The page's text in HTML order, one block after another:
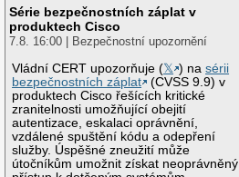
Série bezpečnostních záplat v
produktech Cisco
7.8. 16:00 | Bezpečnostní upozornění
Vládní CERT upozorňuje (𝕏 ) nasérii
bezpečnostních záplat
(CVSS 9.9) v
produktech Cisco řešících kritické
zranitelnosti umožňující obejití
autentizace, eskalaci oprávnění,
vzdálené spuštění kódu a odepření
služby. Úspěšné zneužití může
útočníkům umožnit získat neoprávněný